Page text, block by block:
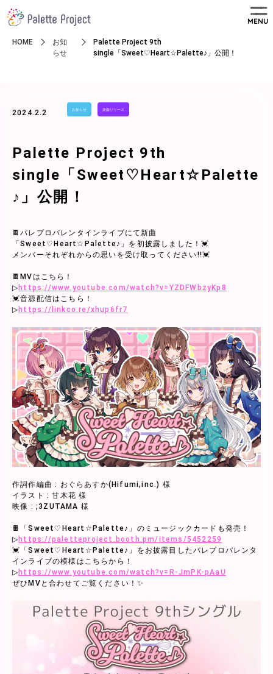
MENU
HOME
お知
らせ
Palette Project 9th
single「Sweet♡Heart☆Palette♪」公開！
2024.2.2 お知らせ 楽曲リリース
Palette Project 9th
single「Sweet♡Heart☆Palette
♪」公開！
🍫パレプロバレンタインライブにて新曲
「Sweet♡Heart☆Palette♪」を初披露しました！💓
メンバーそれぞれからの思いを受け取ってください!!💓
🍫MVはこちら！
▷ https://www.youtube.com/watch?v=YZDFWbzyKp8
💓音源配信はこちら！
▷ https://linkco.re/xhup6fr7
作詞作編曲 : おぐらあすか(Hifumi,inc.) 様
イラスト : 甘木花 様
映像 : ;3ZUTAMA 様
🍫「Sweet♡Heart☆Palette♪」のミュージックカードも発売！
▷ https://paletteproject.booth.pm/items/5452259
💓「Sweet♡Heart☆Palette♪」をお披露目したパレプロバレンタ
インライブの模様はこちらから！
▷ https://www.youtube.com/watch?v=R-JmPK-pAaU
ぜひMVと合わせてご覧ください！✨